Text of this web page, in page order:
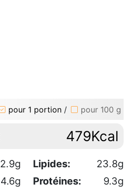
pour 1 portion / pour 100 g
479Kcal
Lipides:
23.8g
Protéines:
9.3g